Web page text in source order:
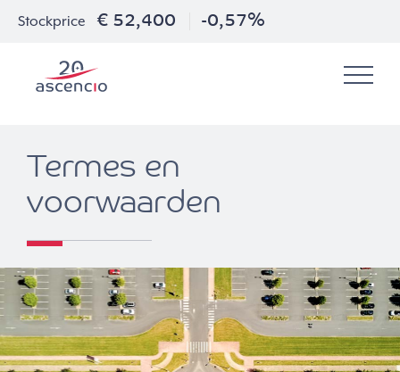
Stockprice € 52,400 -0,57%
Termes en
voorwaarden